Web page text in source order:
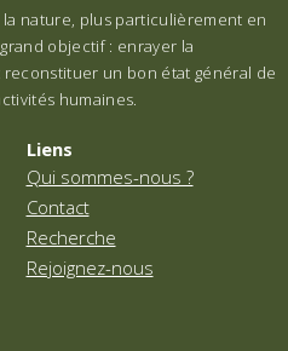
nature, plus particulièrement en
objectif : enrayer la
un bon état général de
humaines.
Liens
Qui sommes-nous ?
Contact
Recherche
Rejoignez-nous